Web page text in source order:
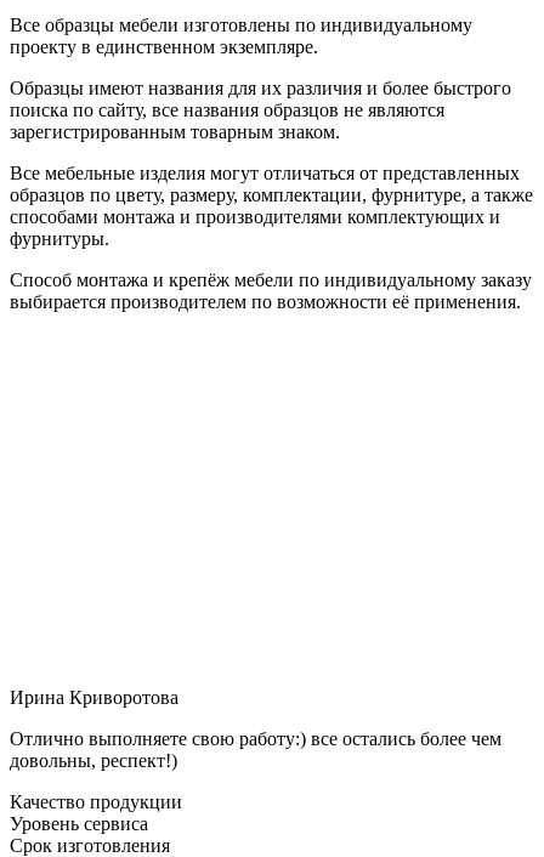
Все образцы мебели изготовлены по индивидуальному
проекту в единственном экземпляре.
Образцы имеют названия для их различия и более быстрого
поиска по сайту, все названия образцов не являются
зарегистрированным товарным знаком.
Все мебельные изделия могут отличаться от представленных
образцов по цвету, размеру, комплектации, фурнитуре, а также
способами монтажа и производителями комплектующих и
фурнитуры.
Способ монтажа и крепёж мебели по индивидуальному заказу
выбирается производителем по возможности её применения.
Ирина Криворотова
Отлично выполняете свою работу:) все остались более чем
довольны, респект!)
Качество продукции
Уровень сервиса
Срок изготовления